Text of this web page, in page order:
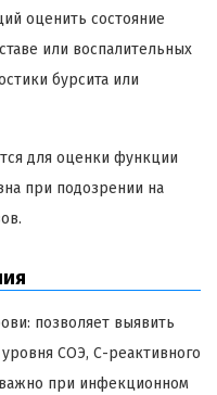
оценить состояние
или воспалительных
бурсита или
для оценки функции
при подозрении на
позволяет выявить
СОЭ, С-реактивного
при инфекционном